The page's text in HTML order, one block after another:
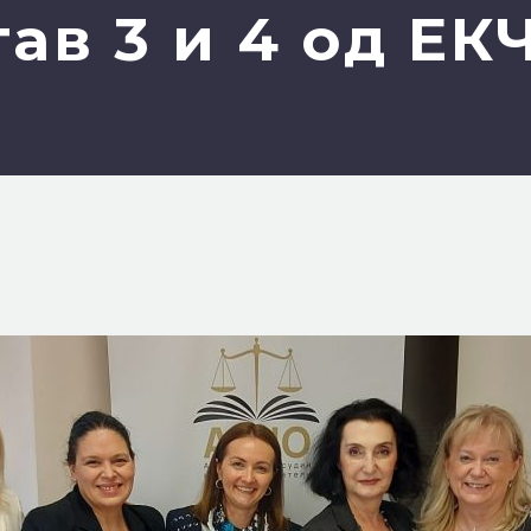
3 и 4 од